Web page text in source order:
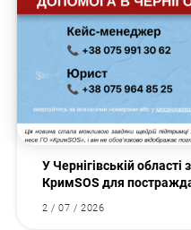
У Чернігівській
КримSOS для
2 / 07 / 2026